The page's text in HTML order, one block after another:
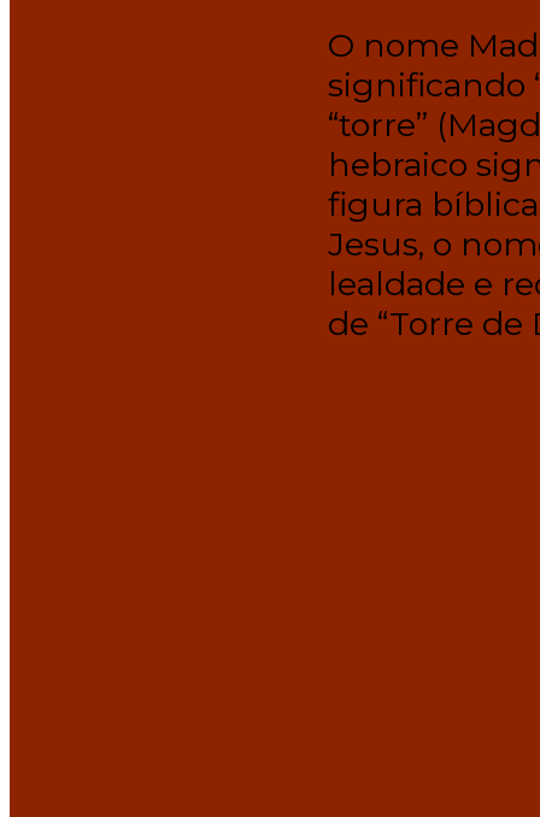
O nome
significando
“torre”
hebraico
figura
Jesus, o
lealdade e
de “Torre de